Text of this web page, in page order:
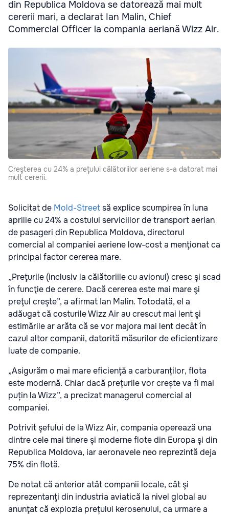
din Republica Moldova se datorează mai mult
cererii mari, a declarat Ian Malin, Chief
Commercial Officer la compania aeriană Wizz Air.
Creşterea cu 24% a preţului călătoriilor aeriene s-a datorat mai
mult cererii.
Solicitat de Mold-Streetsă explice scumpirea în luna
aprilie cu 24% a costului serviciilor de transport aerian
de pasageri din Republica Moldova, directorul
comercial al companiei aeriene low-cost a menţionat ca
principal factor cererea mare.
„Preţurile (inclusiv la călătoriile cu avionul) cresc şi scad
în funcţie de cerere. Dacă cererea este mai mare şi
preţul creşte”, a afirmat Ian Malin. Totodată, el a
adăugat că costurile Wizz Air au crescut mai lent şi
estimările ar arăta că se vor majora mai lent decât în
cazul altor companii, datorită măsurilor de eficientizare
luate de companie.
„Asigurăm o mai mare eficiență a carburanților, flota
este modernă. Chiar dacă prețurile vor crește va fi mai
puțin la Wizz”, a precizat managerul comercial al
companiei.
Potrivit şefului de la Wizz Air, compania operează una
dintre cele mai tinere și moderne flote din Europa şi din
Republica Moldova, iar aeronavele neo reprezintă deja
75% din flotă.
De notat că anterior atât companii locale, cât şi
reprezentanţi din industria aviatică la nivel global au
anunţat că explozia prețului kerosenului, ca urmare a